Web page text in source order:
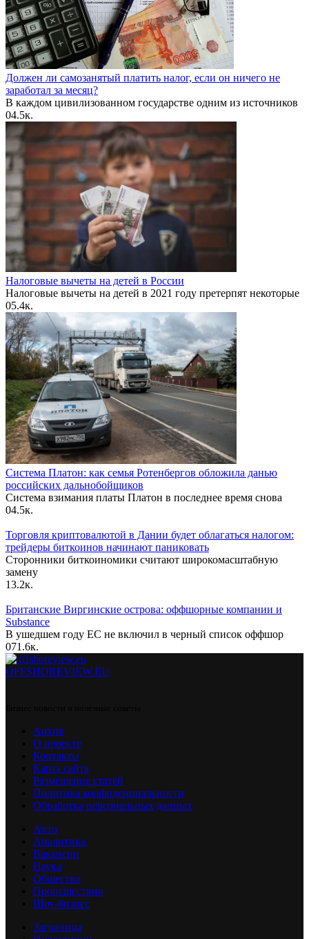
Должен ли самозанятый платить налог, если он ничего не
заработал за месяц?
В каждом цивилизованном государстве одним из источников
04.5к.
Налоговые вычеты на детей в России
Налоговые вычеты на детей в 2021 году претерпят некоторые
05.4к.
Система Платон: как семья Ротенбергов обложила данью
российских дальнобойщиков
Система взимания платы Платон в последнее время снова
04.5к.
Торговля криптовалютой в Дании будет облагаться налогом:
трейдеры биткоинов начинают паниковать
Сторонники биткоиномики считают широкомасштабную
замену
13.2к.
Британские Виргинские острова: оффшорные компании и
Substance
В ушедшем году ЕС не включил в черный список оффшор
071.6к.
OFFSHOREVIEW.EU
Архив
О проекте
Контакты
Карта сайта
Размещение статей
Политика конфиденциальности
Обработка персональных данных
Авто
Аналитика
Вакансии
Наука
Общество
Происшествия
Шоу-бизнес
Заграница